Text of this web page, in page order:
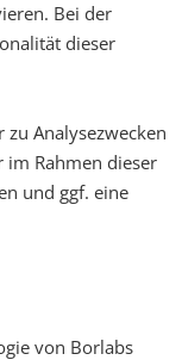
Bei der
dieser
Analysezwecken
im Rahmen dieser
und ggf. eine
von Borlabs